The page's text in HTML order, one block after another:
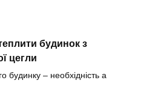
будинок з
цегли
будинку – необхідність а